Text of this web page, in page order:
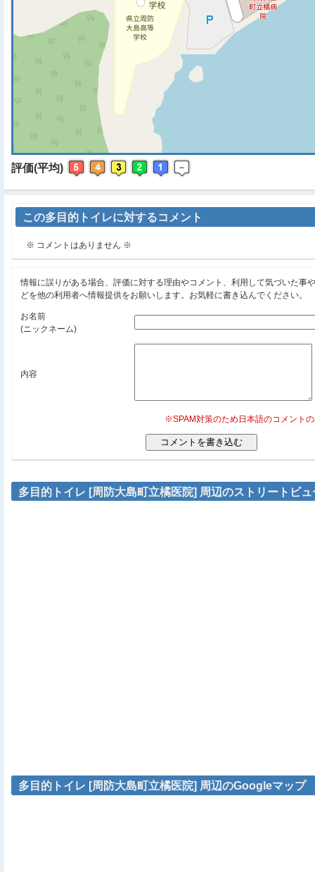
評価(平均)
この多目的トイレに対するコメント
※ コメントはありません ※
情報に誤りがある場合、評価に対する理由やコメント、利用して気づいた事
どを他の利用者へ情報提供をお願いします。お気軽に書き込んでください。
お名前
(ニックネーム)
内容
※SPAM対策のため日本語のコメント
多目的トイレ [周防大島町立橘医院] 周辺のストリートビュ
多目的トイレ [周防大島町立橘医院] 周辺のGoogleマップ